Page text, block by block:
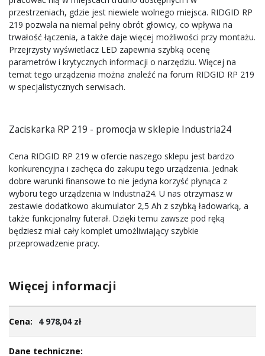
przestrzeniach, gdzie jest niewiele wolnego miejsca. RIDGID RP
219 pozwala na niemal pełny obrót głowicy, co wpływa na
trwałość łączenia, a także daje więcej możliwości przy montażu.
Przejrzysty wyświetlacz LED zapewnia szybką ocenę
parametrów i krytycznych informacji o narzędziu. Więcej na
temat tego urządzenia można znaleźć na forum RIDGID RP 219
w specjalistycznych serwisach.
Zaciskarka RP 219 - promocja w sklepie Industria24
Cena RIDGID RP 219 w ofercie naszego sklepu jest bardzo
konkurencyjna i zachęca do zakupu tego urządzenia. Jednak
dobre warunki finansowe to nie jedyna korzyść płynąca z
wyboru tego urządzenia w Industria24. U nas otrzymasz w
zestawie dodatkowo akumulator 2,5 Ah z szybką ładowarką, a
także funkcjonalny futerał. Dzięki temu zawsze pod ręką
będziesz miał cały komplet umożliwiający szybkie
przeprowadzenie pracy.
Więcej informacji
informacji4 978,04 zł